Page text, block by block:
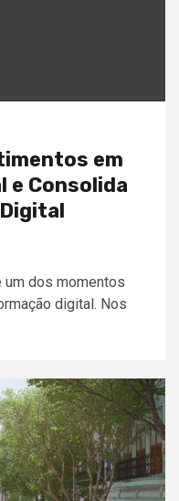
em
Consolida
um dos momentos
digital. Nos